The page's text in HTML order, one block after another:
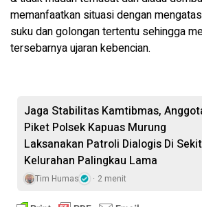
memanfaatkan situasi dengan
suku dan golongan tertentu sehingga
tersebarnya ujaran kebencian.
Jaga Stabilitas Kamtibmas,
Piket Polsek Kapuas Murung
Laksanakan Patroli Dialogis Di
Kelurahan Palingkau Lama
Tim Humas 2 menit